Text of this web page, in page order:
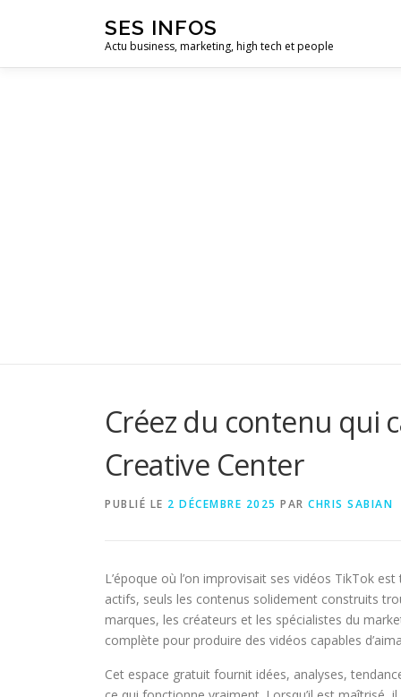
SES INFOS
Actu business, marketing, high tech et people
Créez du contenu qui
Creative Center
PUBLIÉ LE 2 DÉCEMBRE 2025 PAR CHRIS SABIAN
L’époque où l’on improvisait ses vidéos TikTok
actifs, seuls les contenus solidement construits
marques, les créateurs et les spécialistes du
complète pour produire des vidéos capables
Cet espace gratuit fournit idées, analyses,